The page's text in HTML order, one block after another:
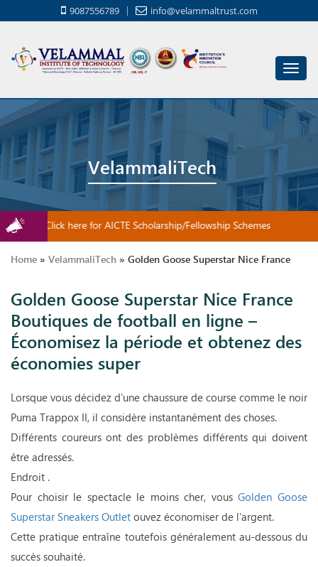
9087556789 info@velammaltrust.com
VelammaliTech
Click here for AICTE Scholarship/Fellowship Schemes
Home » VelammaliTech » Golden Goose Superstar Nice France
Boutiques de football en ligne – Économisez la période et obtenez
des économies super
Golden Goose Superstar Nice France
Boutiques de football en ligne –
Économisez la période et obtenez des
économies super
Lorsque vous décidez d’une chaussure de course comme le noir
Puma Trappox II, il considère instantanément des choses.
Différents coureurs ont des problèmes différents qui doivent
être adressés.
Endroit .
Pour choisir le spectacle le moins cher, vousGolden Goose
Superstar Sneakers Outlet ouvez économiser de l’argent.
Cette pratique entraîne toutefois généralement au-dessous du
succès souhaité.